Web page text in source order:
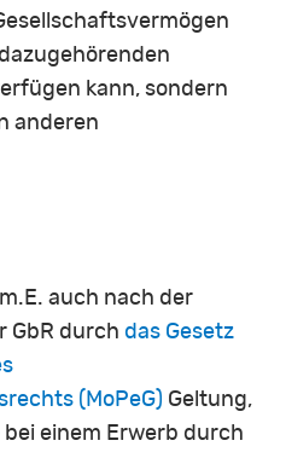
kann, sondern
anderen
auch nach der
GbR durch das Gesetz
(MoPeG) Geltung,
bei einem Erwerb durch